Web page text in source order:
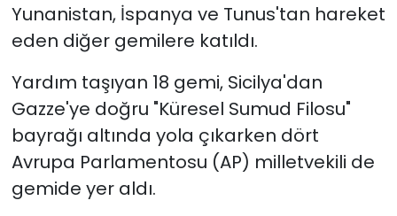
Yunanistan, İspanya ve Tunus'tan hareket
eden diğer gemilere katıldı.
Yardım taşıyan 18 gemi, Sicilya'dan
Gazze'ye doğru "Küresel Sumud Filosu"
bayrağı altında yola çıkarken dört
Avrupa Parlamentosu (AP) milletvekili de
gemide yer aldı.